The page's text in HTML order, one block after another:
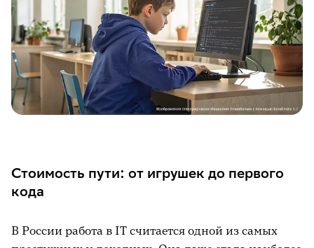
Стоимость пути: от игрушек до первого
кода
В России работа в IT считается одной из самых